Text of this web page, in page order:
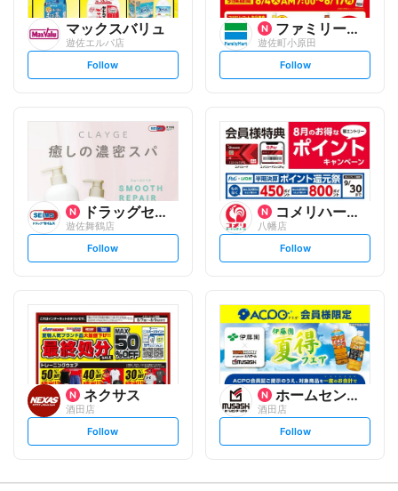
マックスバリュ
遊佐エルパ店
s
t
l
o
w
Follow
ファミリーマート
遊佐町小原田
s
t
o
w
Follow
ドラッグセイムス
遊佐舞鶴店
s
t
o
w
Follow
コメリハード&グリーン
八幡店
s
t
l
o
w
Follow
ネクサス
酒田店
s
t
Follow
ホームセンタームサシ
酒田店
s
t
Follow